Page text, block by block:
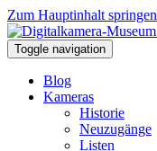
Zum Hauptinhalt springen
Toggle navigation
Blog
Kameras
Historie
Neuzugänge
Listen